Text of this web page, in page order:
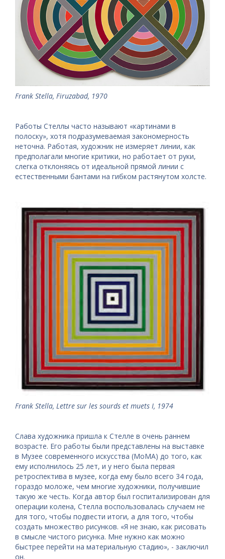
Frank Stella, Firuzabad, 1970
Работы Стеллы часто называют «картинами в
полоску», хотя подразумеваемая закономерность
неточна. Работая, художник не измеряет линии, как
предполагали многие критики, но работает от руки,
слегка отклоняясь от идеальной прямой линии с
естественными бантами на гибком растянутом холсте.
Frank Stella, Lettre sur les sourds et muets I, 1974
Слава художника пришла к Стелле в очень раннем
возрасте. Его работы были представлены на выставке
в Музее современного искусства (MoMA) до того, как
ему исполнилось 25 лет, и у него была первая
ретроспектива в музее, когда ему было всего 34 года,
гораздо моложе, чем многие художники, получившие
такую ​​же честь. Когда автор был госпитализирован для
операции колена, Стелла воспользовалась случаем не
для того, чтобы подвести итоги, а для того, чтобы
создать множество рисунков. «Я не знаю, как рисовать
в смысле чистого рисунка. Мне нужно как можно
быстрее перейти на материальную стадию», - заключил
он.